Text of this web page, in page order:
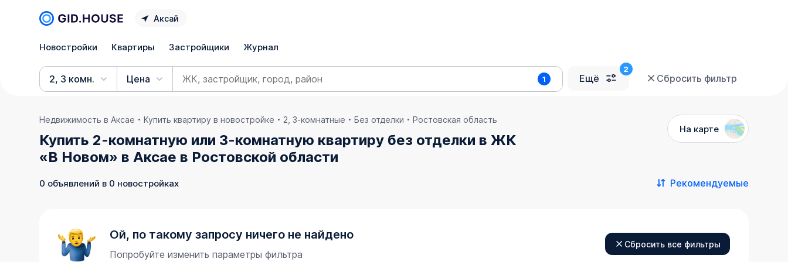
Аксай
Новостройки Квартиры Застройщики Журнал
2, 3 комн. Цена 1 Ещё Сбросить фильтр
Недвижимость в Аксае Купить квартиру в новостройке 2, 3-комнатные Без отделки Ростовская область
Купить 2-комнатную или 3-комнатную квартиру без отделки в ЖК
«В Новом» в Аксае в Ростовской области
На карте
0 объявлений в 0 новостройках Рекомендуемые
Ой, по такому запросу ничего не найдено
Попробуйте изменить параметры фильтра
Сбросить все фильтры